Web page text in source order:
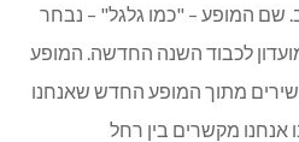
המופע – "כמו גלגל" – נבחר
לכבוד השנה החדשה. המופע
מתוך המופע החדש שאנחנו
מקשרים בין רחל